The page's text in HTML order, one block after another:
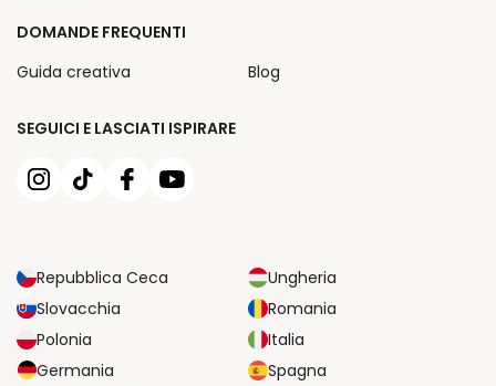
SEGUICI E LASCIATI ISPIRARE
Repubblica Ceca
Ungheria
Slovacchia
Romania
Polonia
Italia
Germania
Spagna
DOMANDE FREQUENTI
Guida creativa
Blog